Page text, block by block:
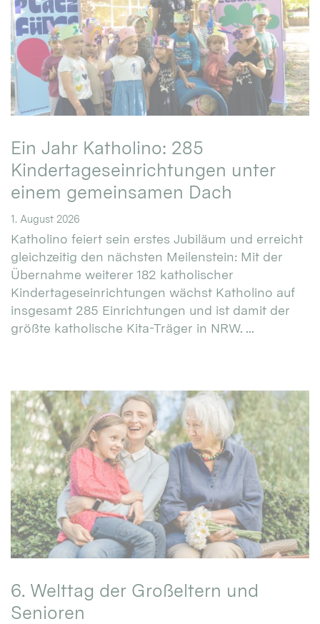
Ein Jahr Katholino: 285
Kindertageseinrichtungen unter
einem gemeinsamen Dach
1. August 2026
Katholino feiert sein erstes Jubiläum und erreicht
gleichzeitig den nächsten Meilenstein: Mit der
Übernahme weiterer 182 katholischer
Kindertageseinrichtungen wächst Katholino auf
insgesamt 285 Einrichtungen und ist damit der
größte katholische Kita-Träger in NRW. ...
6. Welttag der Großeltern und
Senioren